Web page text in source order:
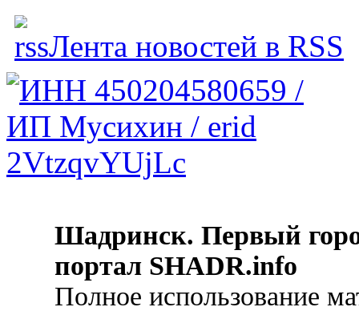
Лента новостей в RSS
Шадринск. Первый
портал SHADR.info
Полное использование